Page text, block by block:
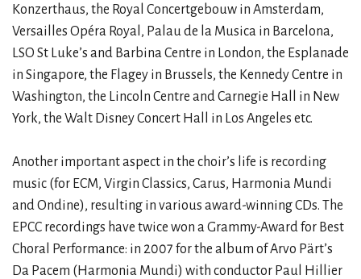
Konzerthaus, the Royal Concertgebouw in Amsterdam,
Versailles Opéra Royal, Palau de la Musica in Barcelona,
LSO St Luke’s and Barbina Centre in London, the Esplanade
in Singapore, the Flagey in Brussels, the Kennedy Centre in
Washington, the Lincoln Centre and Carnegie Hall in New
York, the Walt Disney Concert Hall in Los Angeles etc.
Another important aspect in the choir’s life is recording
music (for ECM, Virgin Classics, Carus, Harmonia Mundi
and Ondine), resulting in various award-winning CDs. The
EPCC recordings have twice won a Grammy-Award for Best
Choral Performance: in 2007 for the album of Arvo Pärt’s
Da Pacem (Harmonia Mundi) with conductor Paul Hillier